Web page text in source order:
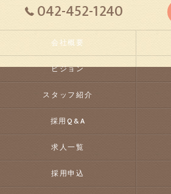
042-452-1240
会社概要
ビジョン
スタッフ紹介
採用Q&A
求人一覧
採用申込